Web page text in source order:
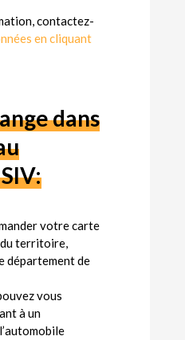
contactez-
en cliquant
dans
votre carte
territoire,
département de
vous
à un